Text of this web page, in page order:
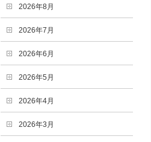
2026年8月
2026年7月
2026年6月
2026年5月
2026年4月
2026年3月